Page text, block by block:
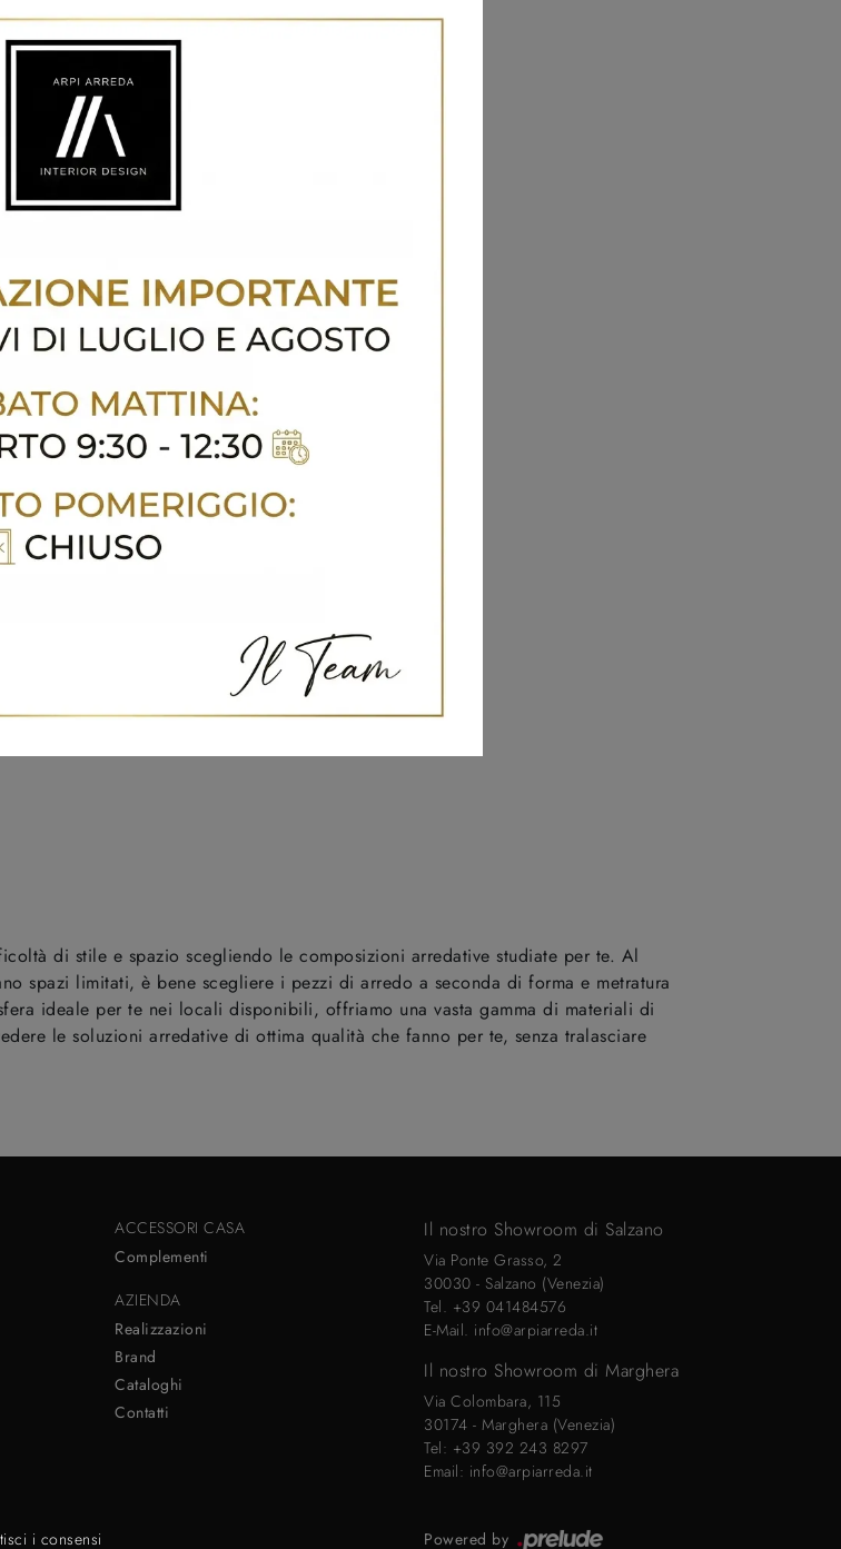
Clicca e scopri un mondo di Cucine Moderne in linea: la cucina Aura 02 Arredo3 in metallo ti attende!
di stile e spazio scegliendo le composizioni arredative studiate per te. Al
spazi limitati, è bene scegliere i pezzi di arredo a seconda di forma e metratura
ideale per te nei locali disponibili, offriamo una vasta gamma di materiali di
le soluzioni arredative di ottima qualità che fanno per te, senza tralasciare
ACCESSORI CASA
Complementi
AZIENDA
Realizzazioni
Brand
Cataloghi
Contatti
Il nostro Showroom di Salzano
Via Ponte Grasso, 2
30030 - Salzano (Venezia)
Tel. +39 041484576
E-Mail. info@arpiarreda.it
Il nostro Showroom di Marghera
Via Colombara, 115
30174 - Marghera (Venezia)
Tel: +39 392 243 8297
Email: info@arpiarreda.it
i consensi Powered by